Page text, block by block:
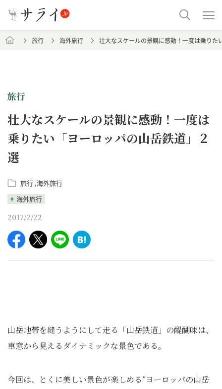
旅行 海外旅行 壮大なスケールの景観に感動！一度は乗りた
旅行
壮大なスケールの景観に感動！一度は
乗りたい「ヨーロッパの山岳鉄道」２
選
旅行 海外旅行
海外旅行
2017/2/22
山岳地帯を縫うようにして走る「山岳鉄道」の醍醐味は、
車窓から見えるダイナミックな景色である。
今回は、とくに美しい景色が楽しめる“ヨーロッパの山岳